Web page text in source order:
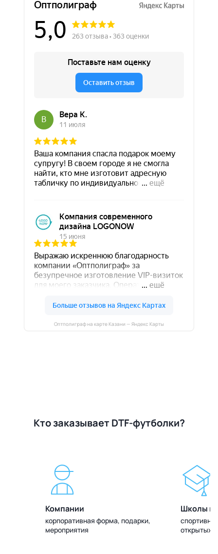
Оптполиграф на карте Казани — Яндекс Карты
Кто заказывает DTF-футболки?
Компании
корпоративная форма, подарки,
мероприятия
Школы и
открытых